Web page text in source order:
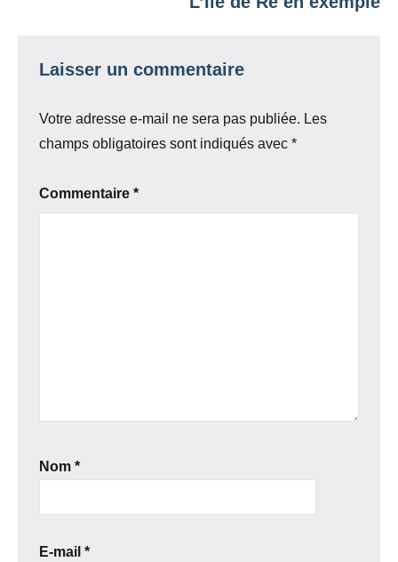
Laisser un commentaire
Votre adresse e-mail ne sera pas publiée. Les
champs obligatoires sont indiqués avec *
Commentaire *
Nom *
E-mail *